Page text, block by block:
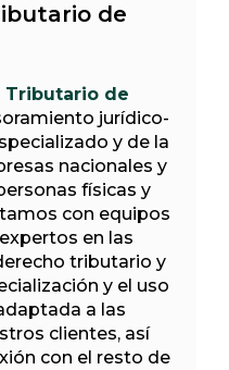
de
Tributario de
jurídico-
y de la
nacionales y
físicas y
con equipos
en las
tributario y
y el uso
a las
clientes, así
con el resto de